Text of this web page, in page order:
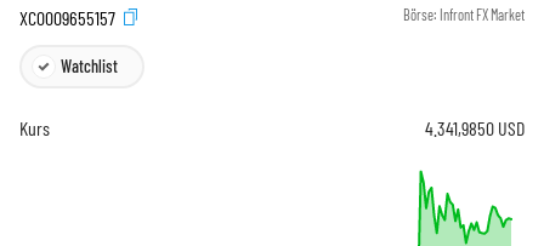
XC0009655157
Börse: Infront FX Market
Watchlist
Kurs 4.341,9850 USD